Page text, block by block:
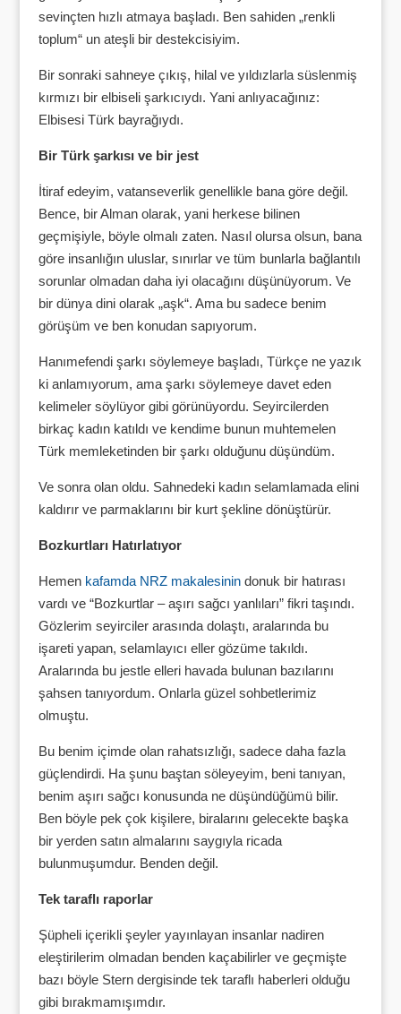
sevinçten hızlı atmaya başladı. Ben sahiden „renkli
toplum“ un ateşli bir destekcisiyim.
Bir sonraki sahneye çıkış, hilal ve yıldızlarla süslenmiş
kırmızı bir elbiseli şarkıcıydı. Yani anlıyacağınız:
Elbisesi Türk bayrağıydı.
Bir Türk şarkısı ve bir jest
İtiraf edeyim, vatanseverlik genellikle bana göre değil.
Bence, bir Alman olarak, yani herkese bilinen
geçmişiyle, böyle olmalı zaten. Nasıl olursa olsun, bana
göre insanlığın uluslar, sınırlar ve tüm bunlarla bağlantılı
sorunlar olmadan daha iyi olacağını düşünüyorum. Ve
bir dünya dini olarak „aşk“. Ama bu sadece benim
görüşüm ve ben konudan sapıyorum.
Hanımefendi şarkı söylemeye başladı, Türkçe ne yazık
ki anlamıyorum, ama şarkı söylemeye davet eden
kelimeler söylüyor gibi görünüyordu. Seyircilerden
birkaç kadın katıldı ve kendime bunun muhtemelen
Türk memleketinden bir şarkı olduğunu düşündüm.
Ve sonra olan oldu. Sahnedeki kadın selamlamada elini
kaldırır ve parmaklarını bir kurt şekline dönüştürür.
Bozkurtları Hatırlatıyor
Hemen kafamda NRZ makalesinindonuk bir hatırası
vardı ve “Bozkurtlar – aşırı sağcı yanlıları” fikri taşındı.
Gözlerim seyirciler arasında dolaştı, aralarında bu
işareti yapan, selamlayıcı eller gözüme takıldı.
Aralarında bu jestle elleri havada bulunan bazılarını
şahsen tanıyordum. Onlarla güzel sohbetlerimiz
olmuştu.
Bu benim içimde olan rahatsızlığı, sadece daha fazla
güçlendirdi. Ha şunu baştan söleyeyim, beni tanıyan,
benim aşırı sağcı konusunda ne düşündüğümü bilir.
Ben böyle pek çok kişilere, biralarını gelecekte başka
bir yerden satın almalarını saygıyla ricada
bulunmuşumdur. Benden değil.
Tek taraflı raporlar
Şüpheli içerikli şeyler yayınlayan insanlar nadiren
eleştirilerim olmadan benden kaçabilirler ve geçmişte
bazı böyle Stern dergisinde tek taraflı haberleri olduğu
gibi bırakmamışımdır.